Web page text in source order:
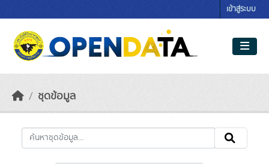
เข้าสู่ระบบ
ชุดข้อมูล